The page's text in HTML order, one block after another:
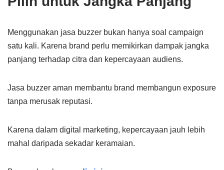
Menggunakan jasa buzzer bukan hanya soal campaign
satu kali. Karena brand perlu memikirkan dampak jangka
panjang terhadap citra dan kepercayaan audiens.
Jasa buzzer aman membantu brand membangun exposure
tanpa merusak reputasi.
Karena dalam digital marketing, kepercayaan jauh lebih
mahal daripada sekadar keramaian.